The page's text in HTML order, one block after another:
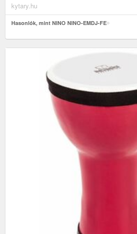
kytary.hu
Hasonlók, mint NINO NINO-EMDJ-FE